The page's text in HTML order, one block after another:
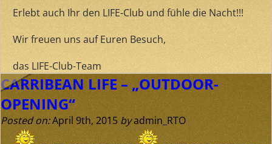
Erlebt auch Ihr den LIFE-Club und fühle die Nacht!!!
Wir freuen uns auf Euren Besuch,
das LIFE-Club-Team
CARRIBEAN LIFE – „OUTDOOR-
OPENING“
Posted on:April 9th, 2015 byadmin_RTO